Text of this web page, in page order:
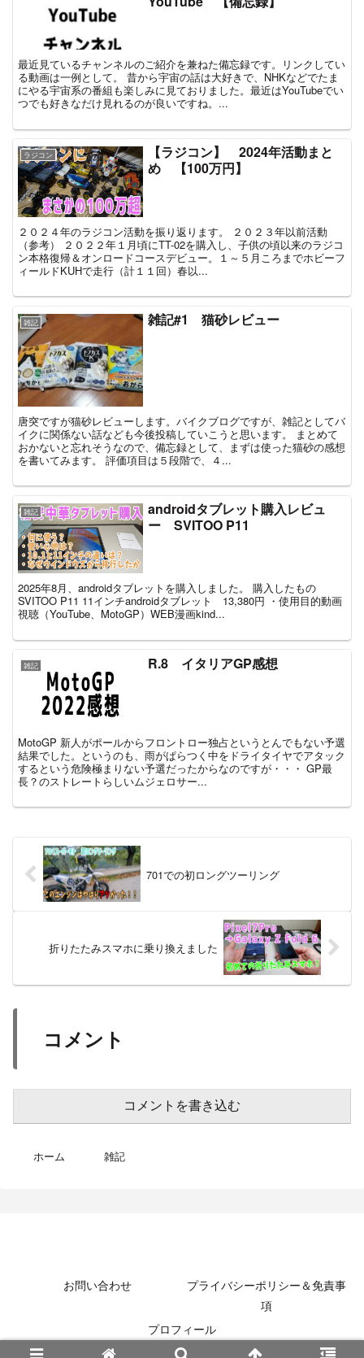
最近見ているチャンネルのご紹介を兼ねた備忘録です。リンクしてい
る動画は一例として。 昔から宇宙の話は大好きで、NHKなどでたま
にやる宇宙系の番組も楽しみに見ておりました。最近はYouTubeでい
つでも好きなだけ見れるのが良いですね。...
ラジコン
【ラジコン】 2024年活動まと
め 【100万円】
２０２４年のラジコン活動を振り返ります。 ２０２３年以前活動
（参考） ２０２２年１月頃にTT-02を購入し、子供の頃以来のラジコ
ン本格復帰＆オンロードコースデビュー。１～５月ころまでホビーフ
ィールドKUHで走行（計１１回）春以...
雑記 雑記#1 猫砂レビュー
唐突ですが猫砂レビューします。バイクブログですが、雑記としてバ
イクに関係ない話なども今後投稿していこうと思います。 まとめて
おかないと忘れそうなので、備忘録として、まずは使った猫砂の感想
を書いてみます。 評価項目は５段階で、４...
雑記
androidタブレット購入レビュ
ー SVITOO P11
2025年8月、androidタブレットを購入しました。 購入したもの
SVITOO P11 11インチandroidタブレット 13,380円 ・使用目的動画
視聴（YouTube、MotoGP）WEB漫画kind...
雑記 R.8 イタリアGP感想
MotoGP 新人がポールからフロントロー独占というとんでもない予選
結果でした。というのも、雨がぱらつく中をドライタイヤでアタック
するという危険極まりない予選だったからなのですが・・・ GP最
長？のストレートらしいムジェロサー...
701での初ロングツーリング
折りたたみスマホに乗り換えました
コメント
コメントを書き込む
ホーム 雑記
お問い合わせ
プライバシーポリシー＆免責事
項
プロフィール